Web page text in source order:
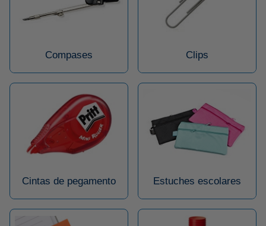
Compases Clips
Cintas de pegamento Estuches escolares